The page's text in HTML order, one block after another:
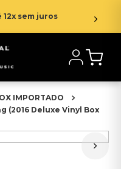
sem juros
IMPORTADO
(2016 Deluxe Vinyl Box